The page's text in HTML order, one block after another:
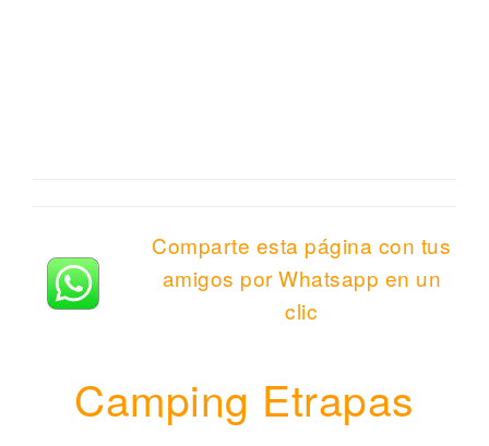
Comparte esta página con tus
amigos por Whatsapp en un
clic
Camping Etrapas